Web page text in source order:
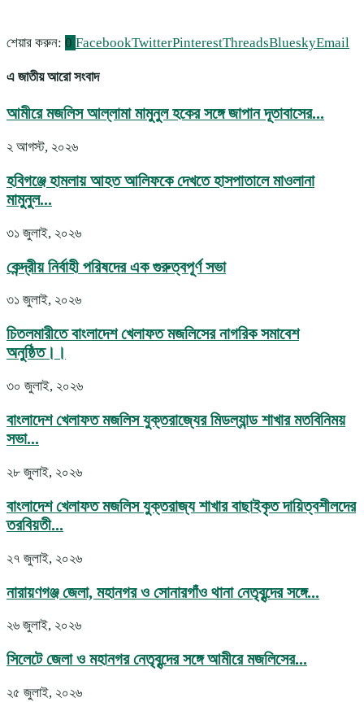
শেয়ার করুন: 0 FacebookTwitterPinterestThreadsBlueskyEmail
এ জাতীয় আরো সংবাদ
আমীরে মজলিস আল্লামা মামুনুল হকের সঙ্গে জাপান দূতাবাসের...
২ আগস্ট, ২০২৬
হবিগঞ্জে হামলায় আহত আলিফকে দেখতে হাসপাতালে মাওলানা
মামুনুল...
৩১ জুলাই, ২০২৬
কেন্দ্রীয় নির্বাহী পরিষদের এক গুরুত্বপূর্ণ সভা
৩১ জুলাই, ২০২৬
চিতলমারীতে বাংলাদেশ খেলাফত মজলিসের নাগরিক সমাবেশ
অনুষ্ঠিত।।
৩০ জুলাই, ২০২৬
বাংলাদেশ খেলাফত মজলিস যুক্তরাজ্যের মিডল্যান্ড শাখার মতবিনিময়
সভা...
২৮ জুলাই, ২০২৬
বাংলাদেশ খেলাফত মজলিস যুক্তরাজ্য শাখার বাছাইকৃত দায়িত্বশীলদের
তরবিয়তী...
২৭ জুলাই, ২০২৬
নারায়ণগঞ্জ জেলা, মহানগর ও সোনারগাঁও থানা নেতৃবৃন্দের সঙ্গে...
২৬ জুলাই, ২০২৬
সিলেটে জেলা ও মহানগর নেতৃবৃন্দের সঙ্গে আমীরে মজলিসের...
২৫ জুলাই, ২০২৬